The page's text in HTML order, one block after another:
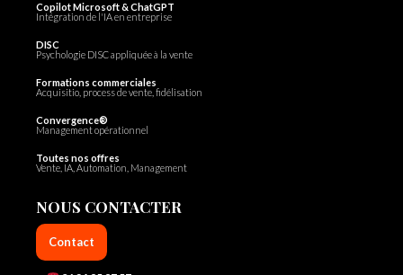
Copilot Microsoft & ChatGPT
Intégration de l'IA en entreprise
DISC
Psychologie DISC appliquée à la vente
Formations commerciales
Acquisitio, process de vente, fidélisation
Convergence®
Management opérationnel
Toutes nos offres
Vente, IA, Automation, Management
NOUS CONTACTER
Contact